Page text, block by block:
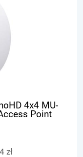
4x4 MU-
Point
zł